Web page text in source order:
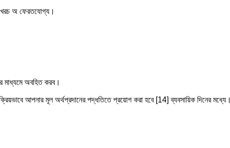
খরচ অ ফেরতযোগ্য।
মাধ্যমে অবহিত করব।
আপনার মূল অর্থপ্রদানের পদ্ধতিতে প্রয়োগ করা হবে [14] ব্যবসায়িক দিনের মধ্যে।